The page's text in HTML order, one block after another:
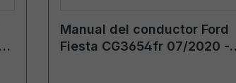
Manual del conductor Ford
Fiesta CG3654fr 07/2020 -